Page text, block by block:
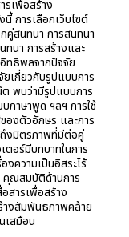
รเพื่อสร้าง
การเลือกเว็บไซต์
คู่สนทนา การสนทนา
นา การสร้างและ
ทธิพลจากปัจจัย
เกี่ยวกับรูปแบบการ
ต พบว่ามีรูปแบบการ
บภาษาพูด ฯลฯ การใช้
องตัวอักษร และการ
งมิตรภาพที่มีต่อคู่
อร์มีบทบาทในการ
ความเป็นอิสระไร้
คุณสมบัติด้านการ
สารเพื่อสร้าง
างสัมพันธภาพคล้าย
เสมือน